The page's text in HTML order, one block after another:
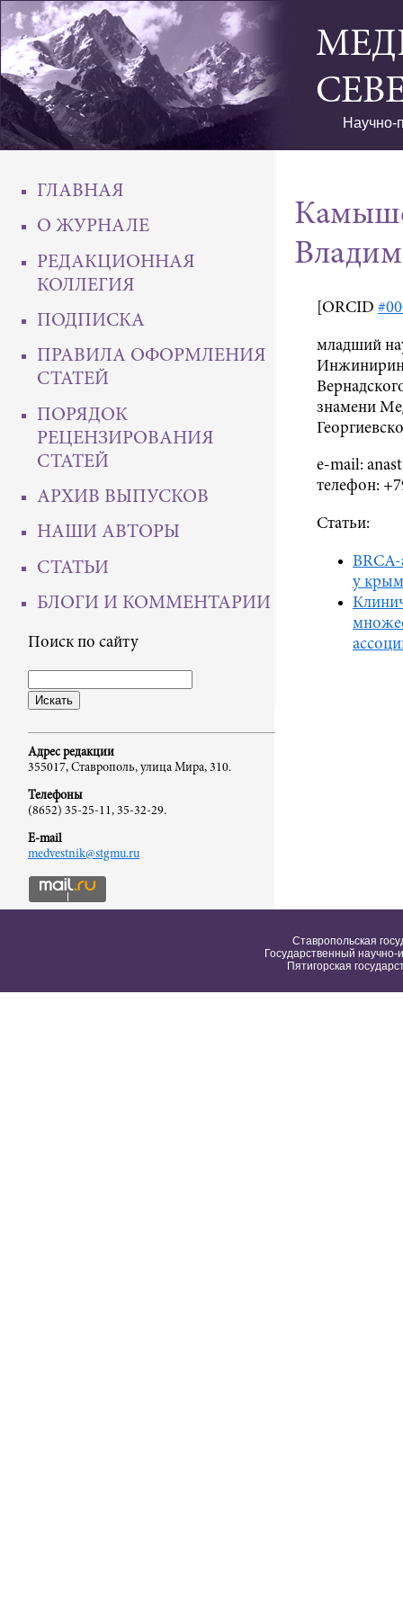
Научно-
ГЛАВНАЯ
О ЖУРНАЛЕ
РЕДАКЦИОННАЯ
КОЛЛЕГИЯ
ПОДПИСКА
ПРАВИЛА ОФОРМЛЕНИЯ
СТАТЕЙ
ПОРЯДОК
РЕЦЕНЗИРОВАНИЯ
СТАТЕЙ
АРХИВ ВЫПУСКОВ
НАШИ АВТОРЫ
СТАТЬИ
БЛОГИ И КОММЕНТАРИИ
Поиск по сайту
Адрес редакции
355017, Ставрополь, улица Мира, 310.
Телефоны
(8652) 35-25-11, 35-32-29.
E-mail
medvestnik@stgmu.ru
[ORCID
младший
знамени
e-mail:
телефон:
Статьи:
у
Ставропольская
Государственный научно-
Пятигорская